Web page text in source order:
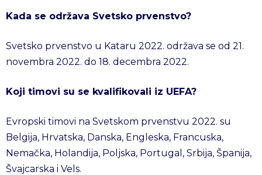
Kada se održava Svetsko prvenstvo?
Svetsko prvenstvo u Kataru 2022. održava se od 21.
novembra 2022. do 18. decembra 2022.
Koji timovi su se kvalifikovali iz UEFA?
Evropski timovi na Svetskom prvenstvu 2022. su
Belgija, Hrvatska, Danska, Engleska, Francuska,
Nemačka, Holandija, Poljska, Portugal, Srbija, Španija,
Švajcarska i Vels.